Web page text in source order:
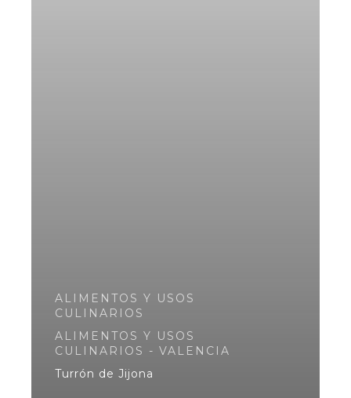
ALIMENTOS Y USOS
CULINARIOS
ALIMENTOS Y USOS
CULINARIOS - VALENCIA
Turrón de Jijona